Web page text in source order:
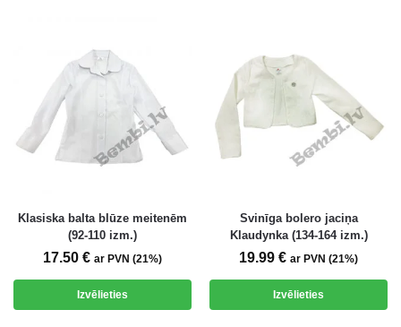
Klasiska balta blūze meitenēm
(92-110 izm.)
17.50 € ar PVN (21%)
Izvēlieties
Svinīga bolero jaciņa
Klaudynka (134-164 izm.)
19.99 € ar PVN (21%)
Izvēlieties